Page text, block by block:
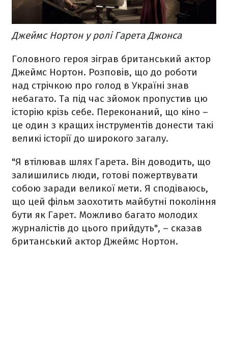
Джеймс Нортон​ у ролі Гарета Джонса
Головного героя зіграв британський актор
Джеймс Нортон. Розповів, що до роботи
над стрічкою про голод в Україні знав
небагато. Та під час зйомок пропустив цю
історію крізь себе. Переконаний, що кіно –
це один з кращих інструментів донести такі
великі історії до широкого загалу.
"Я втілював шлях Гарета. Він доводить, що
залишились люди, готові пожертвувати
собою заради великої мети. Я сподіваюсь,
що цей фільм заохотить майбутні покоління
бути як Гарет. Можливо багато молодих
журналістів до цього прийдуть", – сказав
британський актор Джеймс Нортон.